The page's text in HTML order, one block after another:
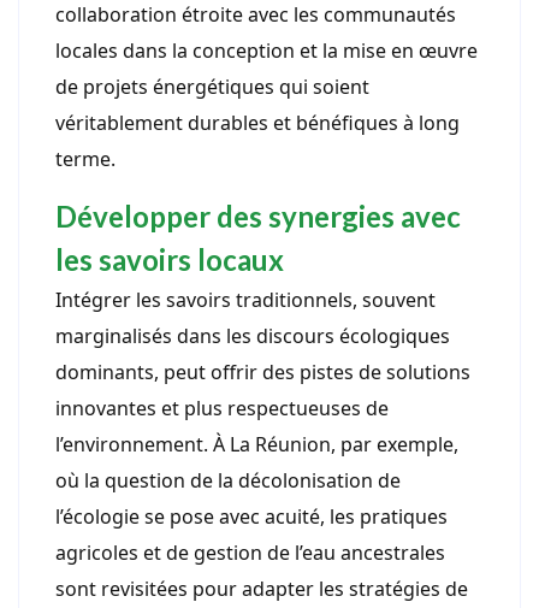
collaboration étroite avec les communautés
locales dans la conception et la mise en œuvre
de projets énergétiques qui soient
véritablement durables et bénéfiques à long
terme.
Développer des synergies avec
les savoirs locaux
Intégrer les savoirs traditionnels, souvent
marginalisés dans les discours écologiques
dominants, peut offrir des pistes de solutions
innovantes et plus respectueuses de
l’environnement. À La Réunion, par exemple,
où la question de la décolonisation de
l’écologie se pose avec acuité, les pratiques
agricoles et de gestion de l’eau ancestrales
sont revisitées pour adapter les stratégies de